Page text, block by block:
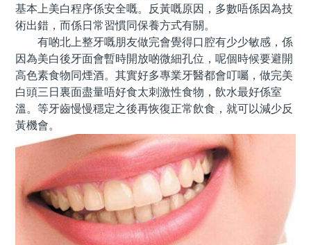
基本上美白程序係安全嘅。反黃嘅原因，多數唔係因為技
術出錯，而係日常習慣同保養方式有關。
有啲北上整牙嘅朋友做完會覺得口腔有少少敏感，係
因為美白後牙面會暫時開放啲微細孔位，呢個時候要避開
高色素食物同煙酒。其實好多專業牙醫都會叮囑，做完美
白頭三日裏面盡量唔好食太刺激性食物，飲水最好係室
溫。等牙齒慢慢穩定之後再恢復正常飲食，就可以減少反
黃機會。